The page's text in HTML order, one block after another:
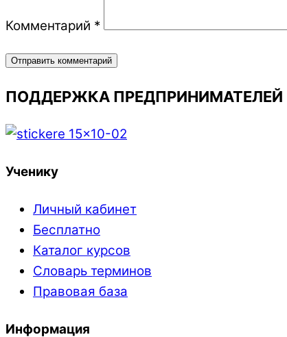
Комментарий *
ПОДДЕРЖКА ПРЕДПРИНИМАТЕЛЕЙ
Ученику
Личный кабинет
Бесплатно
Каталог курсов
Словарь терминов
Правовая база
Информация